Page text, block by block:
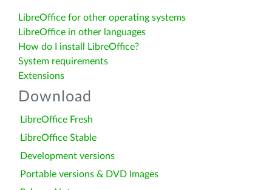
LibreOffice for other operating systems
LibreOffice in other languages
How do I install LibreOffice?
System requirements
Extensions
Download
LibreOffice Fresh
LibreOffice Stable
Development versions
Portable versions & DVD Images